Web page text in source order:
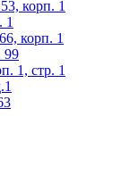
корп. 1
1
корп. 1
99
1, стр. 1